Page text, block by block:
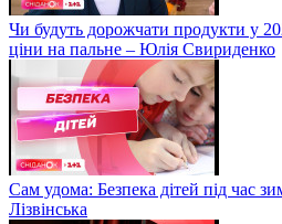
Чи будуть дорожчати продукти у
ціни на пальне – Юлія Свириденко
Сам удома: Безпека дітей під час
Лізвінська